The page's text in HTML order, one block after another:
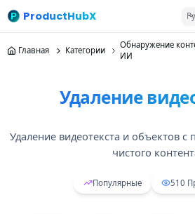
ProductHubX
Главная Категории
Обнаружение
ИИ
Удаление
Удаление видеотекста и объектов
чистого
Популярные 510